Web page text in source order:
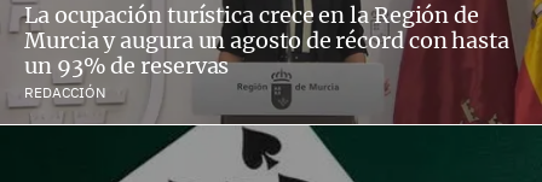
La ocupación turística crece en la Región de
Murcia y augura un agosto de récord con hasta
un 93% de reservas
REDACCIÓN